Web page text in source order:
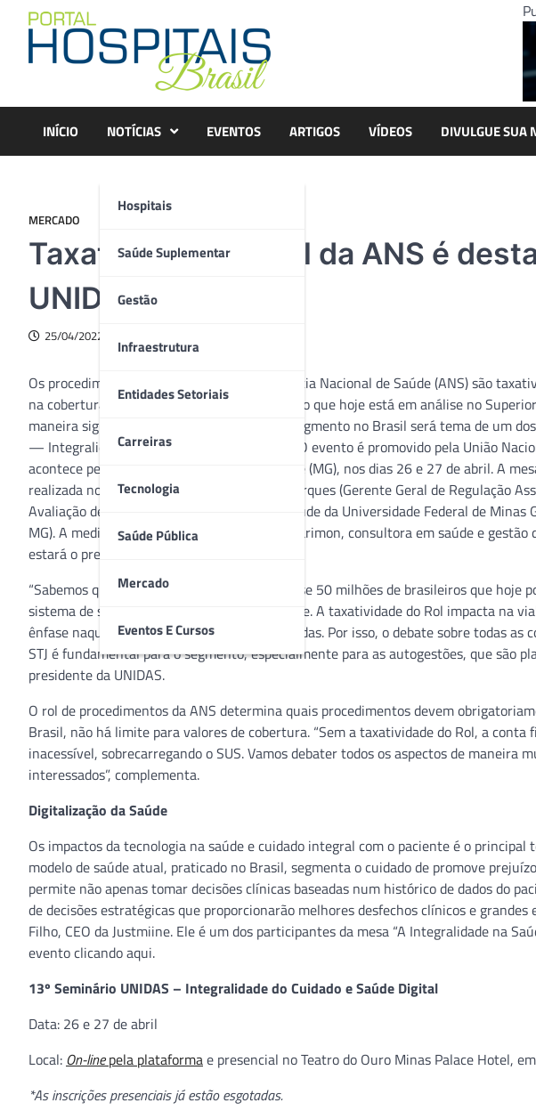
content
INÍCIO NOTÍCIAS
Hospitais
Saúde Suplementar
Gestão
Infraestrutura
Entidades Setoriais
Carreiras
Tecnologia
Saúde Pública
Mercado
Eventos E Cursos
EVENTOS ARTIGOS VÍDEOS DIVULGUE SUA
MERCADO
Taxatividade do Rol da ANS é
UNIDAS
25/04/2022
Os procedimentos definidos pelo Rol da Agência Nacional de Saúde (ANS) são
na cobertura dos planos de saúde? A discussão que hoje está em análise no
maneira significativa a sustentabilidade do segmento no Brasil será tema de um
— Integralidade no Cuidado e Saúde Digital. O evento é promovido pela União
acontece pela primeira vez em Belo Horizonte (MG), nos dias 26 e 27 de abril. A
realizada no dia 26 e reunirá Ana Cristina Marques (Gerente Geral de Regulação
Avaliação de Tecnologias & Excelência em Saúde da Universidade Federal de Minas
MG). A mediação do debate será de Raquel Marimon, consultora em saúde e
estará o presidente da ANS, Paulo Rebello.
“Sabemos que esse é um tema que afeta quase 50 milhões de brasileiros que hoje
sistema de saúde suplementar como ele é hoje. A taxatividade do Rol impacta na
ênfase naquelas com menor quantidade de vidas. Por isso, o debate sobre todas as
STJ é fundamental para o segmento, especialmente para as autogestões, que são
presidente da UNIDAS.
O rol de procedimentos da ANS determina quais procedimentos devem
Brasil, não há limite para valores de cobertura. “Sem a taxatividade do Rol, a
inacessível, sobrecarregando o SUS. Vamos debater todos os aspectos de maneira
interessados”, complementa.
Digitalização da Saúde
Os impactos da tecnologia na saúde e cuidado integral com o paciente é o
modelo de saúde atual, praticado no Brasil, segmenta o cuidado de promove
permite não apenas tomar decisões clínicas baseadas num histórico de dados do
de decisões estratégicas que proporcionarão melhores desfechos clínicos e
Filho, CEO da Justmiine. Ele é um dos participantes da mesa “A Integralidade na
evento clicando aqui.
13º Seminário UNIDAS – Integralidade do Cuidado e Saúde Digital
Data: 26 e 27 de abril
Local: On-linepela plataformae presencial no Teatro do Ouro Minas Palace Hotel,
*As inscrições presenciais já estão esgotadas.